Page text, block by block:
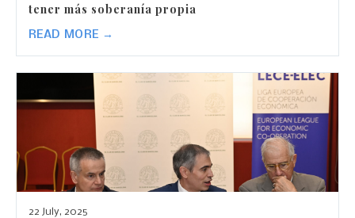
tener más soberanía propia
READ MORE →
22 July, 2025